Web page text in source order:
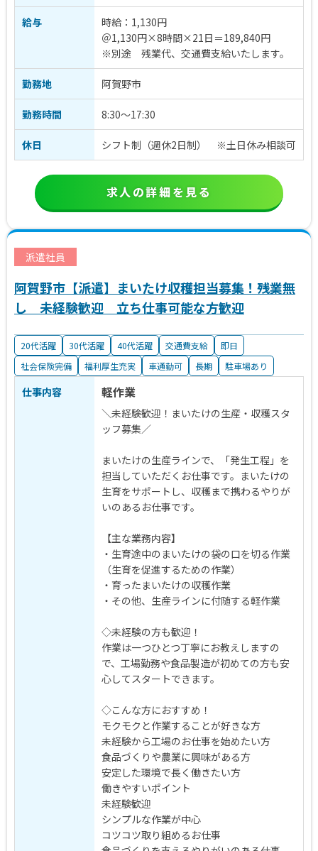
給与
時給：1,130円
＠1,130円×8時間×21日＝189,840円
※別途 残業代、交通費支給いたします。
勤務地 阿賀野市
勤務時間 8:30～17:30
休日 シフト制（週休2日制） ※土日休み相談可
求人の詳細を見る
派遣社員
阿賀野市【派遣】まいたけ収穫担当募集！残業無
し 未経験歓迎 立ち仕事可能な方歓迎
20代活躍 30代活躍 40代活躍 交通費支給
即日
社会保険完備
福利厚生充実 車通勤可 長期 駐車場あり
仕事内容 軽作業
＼未経験歓迎！まいたけの生産・収穫スタ
ッフ募集／
まいたけの生産ラインで、「発生工程」を
担当していただくお仕事です。まいたけの
生育をサポートし、収穫まで携わるやりが
いのあるお仕事です。
【主な業務内容】
・生育途中のまいたけの袋の口を切る作業
（生育を促進するための作業）
・育ったまいたけの収穫作業
・その他、生産ラインに付随する軽作業
◇未経験の方も歓迎！
作業は一つひとつ丁寧にお教えしますの
で、工場勤務や食品製造が初めての方も安
心してスタートできます。
◇こんな方におすすめ！
モクモクと作業することが好きな方
未経験から工場のお仕事を始めたい方
食品づくりや農業に興味がある方
安定した環境で長く働きたい方
働きやすいポイント
未経験歓迎
シンプルな作業が中心
コツコツ取り組めるお仕事